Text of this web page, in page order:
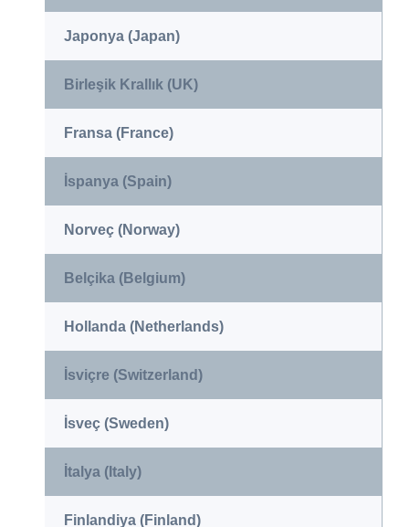
Japonya (Japan)
Birleşik Krallık (UK)
Fransa (France)
İspanya (Spain)
Norveç (Norway)
Belçika (Belgium)
Hollanda (Netherlands)
İsviçre (Switzerland)
İsveç (Sweden)
İtalya (Italy)
Finlandiya (Finland)